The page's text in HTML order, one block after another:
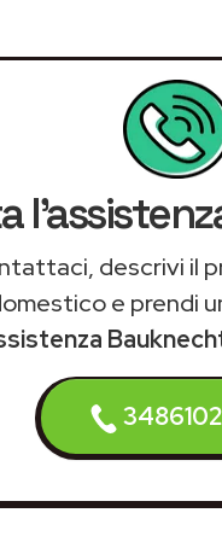
descrivi il
e prendi